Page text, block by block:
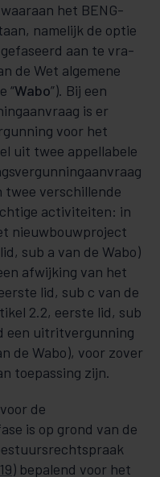
het BENG-
namelijk de optie
gefaseerd aan te vra­
de Wet algemene
“Wabo”). Bij een
is er
voor het
uit twee appellabele
twee verschillende
activiteiten: in
nieuwbouwproject
sub a van de Wabo)
afwijking van het
lid, sub c van de
2.2, eerste lid, sub
een uitrit­vergunning
de Wabo), voor zover
toepassing zijn.
de
is op grond van de
) bepalend voor het